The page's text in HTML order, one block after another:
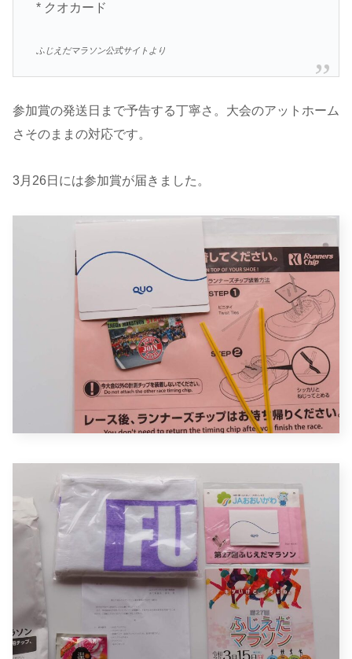
* クオカード
ふじえだマラソン公式サイトより
参加賞の発送日まで予告する丁寧さ。大会のアットホーム
さそのままの対応です。
3月26日には参加賞が届きました。